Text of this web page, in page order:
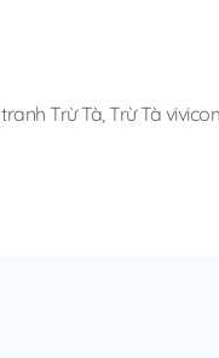
Trừ Tà,Trừ Tà